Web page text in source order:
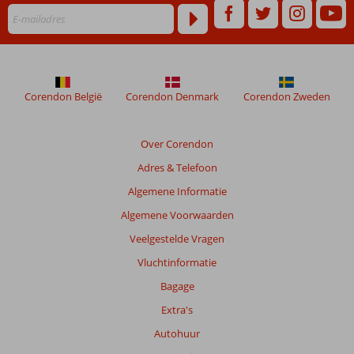
worden
meer
weergegeven
Over Corendon
Adres & Telefoon
Algemene Informatie
Algemene Voorwaarden
Veelgestelde Vragen
Vluchtinformatie
Bagage
Extra's
Autohuur
Corendon België Corendon Denmark Corendon Zweden